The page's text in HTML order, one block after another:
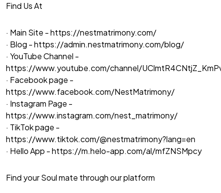
Find Us At
· Main Site -https://nestmatrimony.com/
· Blog -https://admin.nestmatrimony.com/blog/
· YouTube Channel -
https://www.youtube.com/channel/
· Facebook page -
https://www.facebook.com/NestMatrimony/
· Instagram Page -
https://www.instagram.com/nest_matrimony/
· TikTok page -
https://www.tiktok.com/@nestmatrimony?lang=en
· Hello App -https://m.helo-app.com/al/mfZNSMpcy
Find your Soul mate through our platform